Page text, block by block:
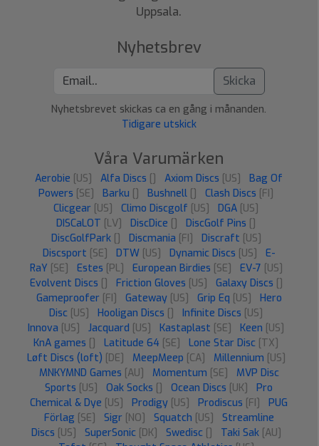
Uppsala.
Nyhetsbrev
Skicka
Nyhetsbrevet skickas ca en gång i månanden.
Tidigare utskick
Våra Varumärken
Aerobie [US] Alfa Discs [] Axiom Discs [US]
Bag Of
Powers [SE] Barku [] Bushnell [] Clash Discs [FI]
Clicgear [US] Climo Discgolf [US] DGA [US]
DISCaLOT [LV] DiscDice [] DiscGolf Pins []
DiscGolfPark [] Discmania [FI] Discraft [US]
Discsport [SE] DTW [US] Dynamic Discs [US]
E-
RaY [SE] Estes [PL] European Birdies [SE] EV-7 [US]
Evolvent Discs [] Friction Gloves [US] Galaxy Discs []
Gameproofer [FI] Gateway [US] Grip Eq [US]
Hero
Disc [US] Hooligan Discs [] Infinite Discs [US]
Innova [US] Jacquard [US] Kastaplast [SE] Keen [US]
KnA games [] Latitude 64 [SE] Lone Star Disc [TX]
Løft Discs (loft) [DE] MeepMeep [CA] Millennium [US]
MNKYMND Games [AU] Momentum [SE]
MVP Disc
Sports [US] Oak Socks [] Ocean Discs [UK]
Pro
Chemical & Dye [US] Prodigy [US] Prodiscus [FI]
PUG
Förlag [SE] Sigr [NO] Squatch [US]
Streamline
Discs [US] SuperSonic [DK] Swedisc [] Taki Sak [AU]